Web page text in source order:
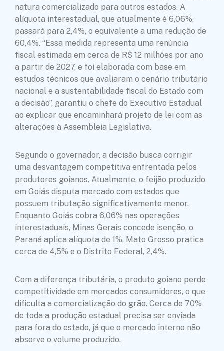
natura comercializado para outros estados. A
alíquota interestadual, que atualmente é 6,06%,
passará para 2,4%, o equivalente a uma redução de
60,4%. “Essa medida representa uma renúncia
fiscal estimada em cerca de R$ 12 milhões por ano
a partir de 2027, e foi elaborada com base em
estudos técnicos que avaliaram o cenário tributário
nacional e a sustentabilidade fiscal do Estado com
a decisão”, garantiu o chefe do Executivo Estadual
ao explicar que encaminhará projeto de lei com as
alterações à Assembleia Legislativa.
Segundo o governador, a decisão busca corrigir
uma desvantagem competitiva enfrentada pelos
produtores goianos. Atualmente, o feijão produzido
em Goiás disputa mercado com estados que
possuem tributação significativamente menor.
Enquanto Goiás cobra 6,06% nas operações
interestaduais, Minas Gerais concede isenção, o
Paraná aplica alíquota de 1%, Mato Grosso pratica
cerca de 4,5% e o Distrito Federal, 2,4%.
Com a diferença tributária, o produto goiano perde
competitividade em mercados consumidores, o que
dificulta a comercialização do grão. Cerca de 70%
de toda a produção estadual precisa ser enviada
para fora do estado, já que o mercado interno não
absorve o volume produzido.